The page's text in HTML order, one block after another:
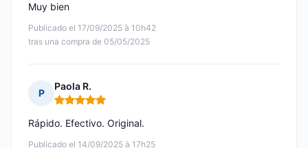
Publicado el 17/09/2025 à 10h42
tras una compra de 05/05/2025
Muy bien
P
Paola R.
Nota: 5 de 5
Publicado el 14/09/2025 à 17h25
Rápido. Efectivo. Original.